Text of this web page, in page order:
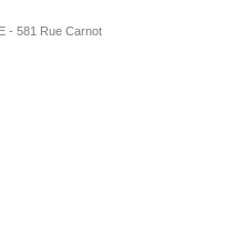
- 581 Rue Carnot